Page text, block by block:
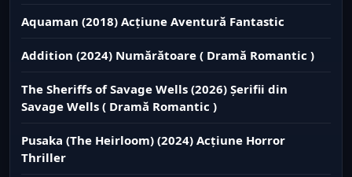
Aquaman (2018) Acțiune Aventură Fantastic
Addition (2024) Numărătoare ( Dramă Romantic )
The Sheriffs of Savage Wells (2026) Șerifii din
Savage Wells ( Dramă Romantic )
Pusaka (The Heirloom) (2024) Acțiune Horror
Thriller